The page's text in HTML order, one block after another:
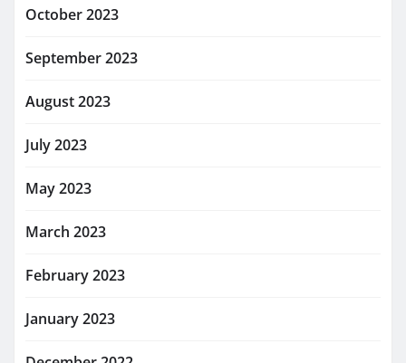
October 2023
September 2023
August 2023
July 2023
May 2023
March 2023
February 2023
January 2023